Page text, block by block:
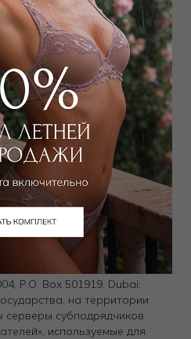
6320088005) и иные
с ООО «СДЭК
оказание услуг под
(ИНН 5041206183),
на трансграничную
Покупателей» моих
территорию следующих
и следующим компаниям:
Америки (США), компаниям
410 Terry Avenue North,
Inc., One Apple Park Way,
LLC, 1600 Amphitheatre
CA 94043; Mozilla Foundation,
View, CA 94041;
Эмираты (ОАЭ),
Business Central Towers,
P.O. Box 501919, Dubai;
на территории
субподрядчиков
используемые для